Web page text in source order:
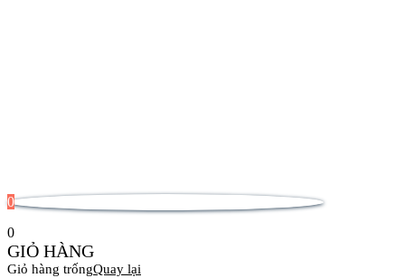
0
0
GIỎ HÀNG
Giỏ hàng trốngQuay lại